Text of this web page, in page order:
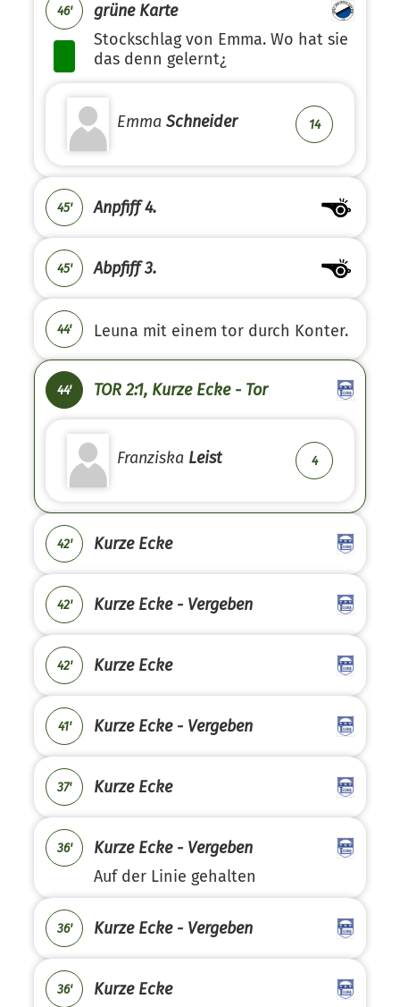
46'
grüne Karte
Stockschlag von Emma. Wo hat sie
das denn gelernt¿
Emma Schneider 14
45' Anpfiff 4.
45' Abpfiff 3.
44' Leuna mit einem tor durch Konter.
44' TOR 2:1, Kurze Ecke - Tor
Franziska Leist 4
42' Kurze Ecke
42' Kurze Ecke - Vergeben
42' Kurze Ecke
41' Kurze Ecke - Vergeben
37' Kurze Ecke
36'
Kurze Ecke - Vergeben
Auf der Linie gehalten
36' Kurze Ecke - Vergeben
36' Kurze Ecke